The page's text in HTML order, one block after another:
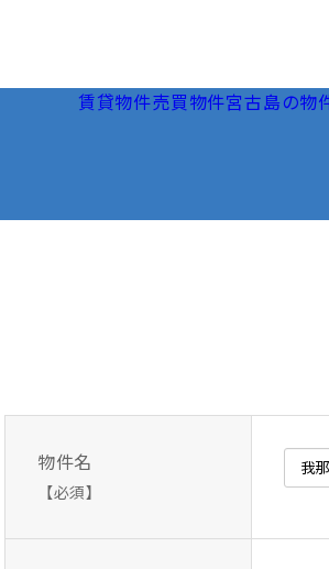
賃貸物件売買物件宮古島の物
物件名
【必須】